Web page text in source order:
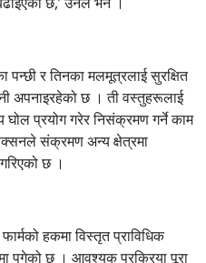
पन्छी र तिनका मलमूत्रलाई सुरक्षित
अपनाइरहेको छ । ती वस्तुहरूलाई
प्रयोग गरेर निसंक्रमण गर्ने काम
संक्रमण अन्य क्षेत्रमा
छ ।
हकमा विस्तृत प्राविधिक
पुगेको छ । आवश्यक प्रक्रिया पूरा